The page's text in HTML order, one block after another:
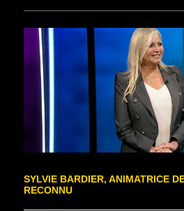
SYLVIE BARDIER, ANIMATRICE
RECONNU